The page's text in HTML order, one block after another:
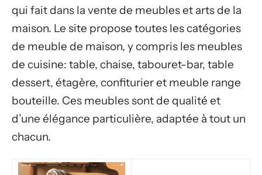
qui fait dans la vente de meubles et arts de la
maison. Le site propose toutes les catégories
de meuble de maison, y compris les meubles
de cuisine: table, chaise, tabouret-bar, table
dessert, étagère, confiturier et meuble range
bouteille. Ces meubles sont de qualité et
d’une élégance particulière, adaptée à tout un
chacun.